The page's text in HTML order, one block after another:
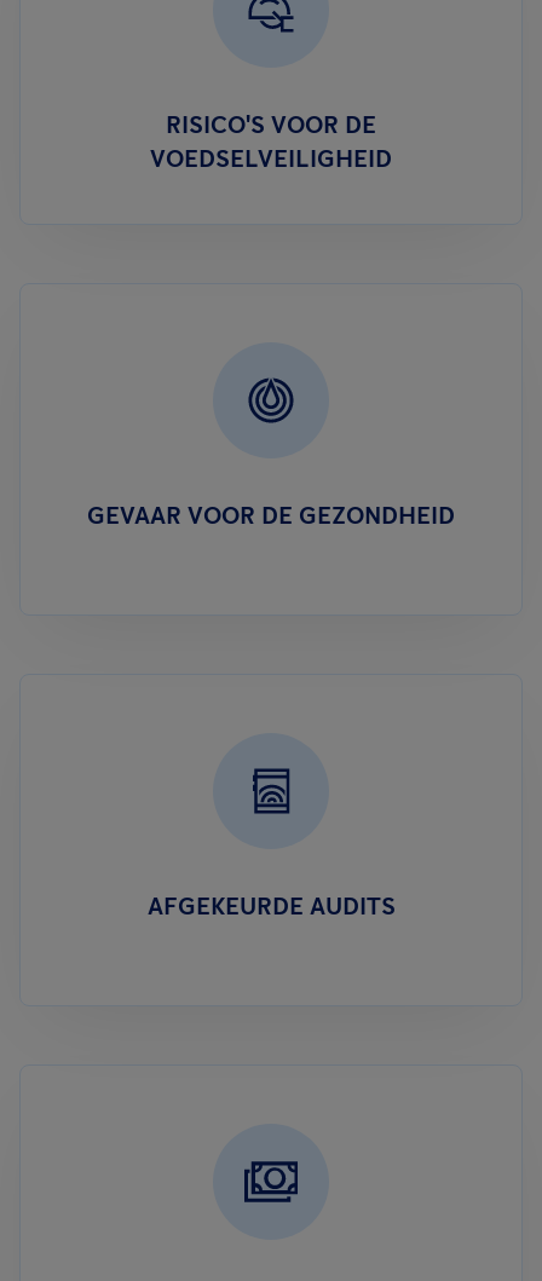
RISICO'S VOOR DE
VOEDSELVEILIGHEID
GEVAAR VOOR DE GEZONDHEID
AFGEKEURDE AUDITS